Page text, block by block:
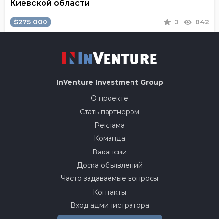
Киевской области
$275 000 0 842
InVenture Investment Group
О проекте
Стать партнером
Реклама
Команда
Вакансии
Доска объявлений
Часто задаваемые вопросы
Контакты
Вход администратора